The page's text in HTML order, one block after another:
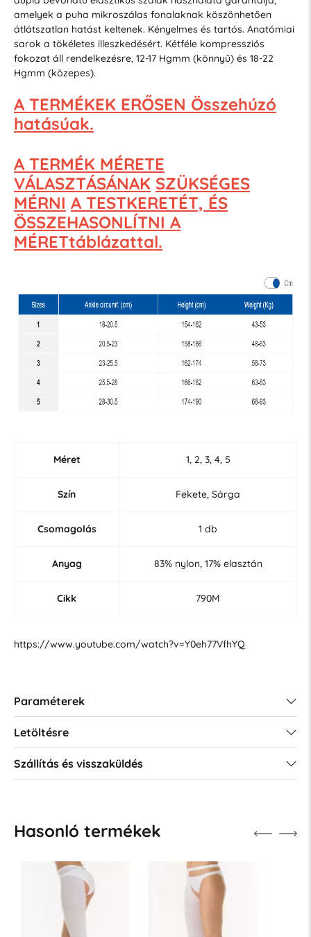
amelyek a puha mikroszálas fonalaknak köszönhetően
átlátszatlan hatást keltenek. Kényelmes és tartós. Anatómiai
sarok a tökéletes illeszkedésért. Kétféle kompressziós
fokozat áll rendelkezésre, 12-17 Hgmm (könnyű) és 18-22
Hgmm (közepes).
A TERMÉKEK ERŐSEN Összehúzó
hatásúak.
A TERMÉK MÉRETE
VÁLASZTÁSÁNAK SZÜKSÉGES
MÉRNI A TESTKERETÉT, ÉS
ÖSSZEHASONLÍTNI A
MÉRETtáblázattal.
Méret 1, 2, 3, 4, 5
Szín Fekete, Sárga
Csomagolás 1 db
Anyag 83% nylon, 17% elasztán
Cikk 790M
https://www.youtube.com/watch?v=Y0eh77VfhYQ
Paraméterek
Letöltésre
Szállítás és visszaküldés
Hasonló termékek